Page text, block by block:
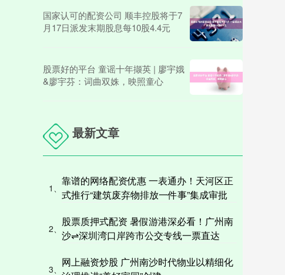
国家认可的配资公司 顺丰控股将于7
月17日派发末期股息每10股4.4元
股票好的平台 童谣十年撷英 | 廖宇娥
&廖宇芬：词曲双姝，映照童心
最新文章
1、
靠谱的网络配资优惠 一表通办！天河区正
式推行“建筑废弃物排放一件事”集成审批
2、
股票质押式配资 暑假游港深必看！广州南
沙⇌深圳湾口岸跨市公交专线一票直达
3、
网上融资炒股 广州南沙时代物业以精细化